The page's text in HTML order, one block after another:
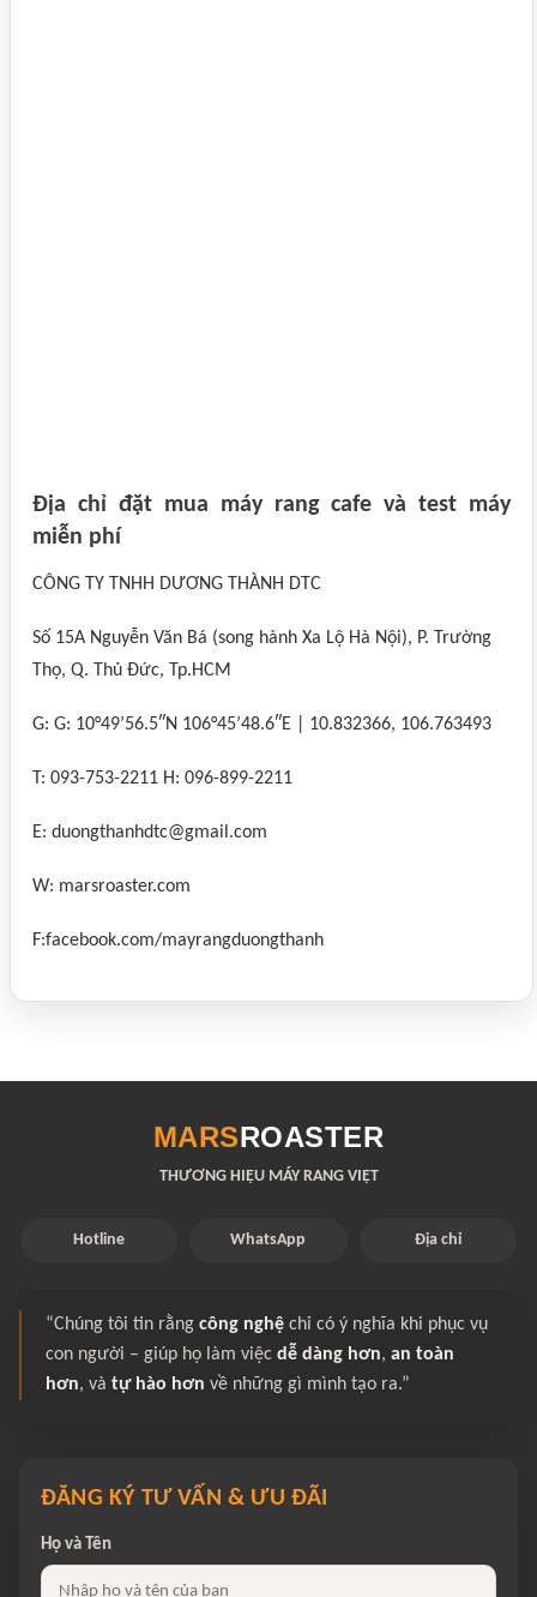
Địa chỉ đặt mua máy rang cafe và test máy
miễn phí
CÔNG TY TNHH DƯƠNG THÀNH DTC
Số 15A Nguyễn Văn Bá (song hành Xa Lộ Hà Nội), P. Trường
Thọ, Q. Thủ Đức, Tp.HCM
G: G: 10°49’56.5″N 106°45’48.6″E | 10.832366, 106.763493
T: 093-753-2211 H: 096-899-2211
E: duongthanhdtc@gmail.com
W: marsroaster.com
F:facebook.com/mayrangduongthanh
MARSROASTER
THƯƠNG HIỆU MÁY RANG VIỆT
Hotline WhatsApp Địa chỉ
“Chúng tôi tin rằng công nghệ chỉ có ý nghĩa khi phục vụ
con người – giúp họ làm việc dễ dàng hơn, an toàn
hơn, và tự hào hơn về những gì mình tạo ra.”
ĐĂNG KÝ TƯ VẤN & ƯU ĐÃI
Họ và Tên